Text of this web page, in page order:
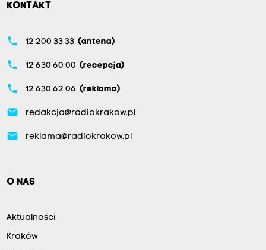
KONTAKT
phone 12 200 33 33 (antena)
phone 12 630 60 00 (recepcja)
phone 12 630 62 06 (reklama)
email redakcja@radiokrakow.pl
email reklama@radiokrakow.pl
O NAS
Aktualności
Kraków